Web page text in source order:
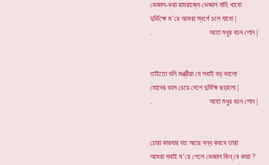
ভেজাল-ভরা রামরাজ্যে ভেজাল নাহি খাবো
দুর্ভিক্ষে ম’রে আমরা স্বর্গে চলে যাবো |
. আহা মধুর বচন শোন |
তাইতো বলি মন্ত্রীরা যে সবাই বড় ভালো
মোদের ভাল চেয়ে দেশে দুর্ভিক্ষ ছড়ালো |
. আহা মধুর বচন শোন |
চোরা কারবার যত আছে বন্ধ করবে তারা
আমরা সবাই ম’রে গেলে ভেজাল কিন্ বে কারা ?